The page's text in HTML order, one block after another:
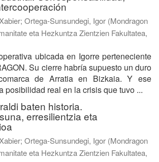
; Ortega-Sunsundegi, Igor (Mondragon
eta Hezkuntza Zientzien Fakultatea,
ubicada en Igorre perteneciente
Su cierre habría supuesto un duro
de Arratia en Bizkaia. Y ese
posibilidad real en la crisis que tuvo ...
baten historia.
erresilientzia eta
; Ortega-Sunsundegi, Igor (Mondragon
eta Hezkuntza Zientzien Fakultatea,